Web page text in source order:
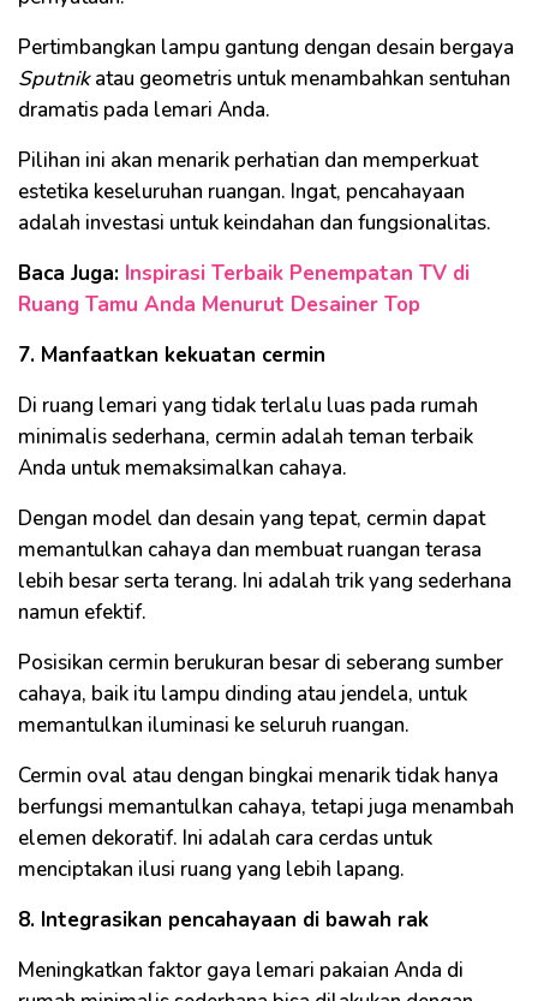
Pertimbangkan lampu gantung dengan desain bergaya
Sputnikatau geometris untuk menambahkan sentuhan
dramatis pada lemari Anda.
Pilihan ini akan menarik perhatian dan memperkuat
estetika keseluruhan ruangan. Ingat, pencahayaan
adalah investasi untuk keindahan dan fungsionalitas.
Baca Juga: Inspirasi Terbaik Penempatan TV di
Ruang Tamu Anda Menurut Desainer Top
7. Manfaatkan kekuatan cermin
Di ruang lemari yang tidak terlalu luas pada rumah
minimalis sederhana, cermin adalah teman terbaik
Anda untuk memaksimalkan cahaya.
Dengan model dan desain yang tepat, cermin dapat
memantulkan cahaya dan membuat ruangan terasa
lebih besar serta terang. Ini adalah trik yang sederhana
namun efektif.
Posisikan cermin berukuran besar di seberang sumber
cahaya, baik itu lampu dinding atau jendela, untuk
memantulkan iluminasi ke seluruh ruangan.
Cermin oval atau dengan bingkai menarik tidak hanya
berfungsi memantulkan cahaya, tetapi juga menambah
elemen dekoratif. Ini adalah cara cerdas untuk
menciptakan ilusi ruang yang lebih lapang.
8. Integrasikan pencahayaan di bawah rak
Meningkatkan faktor gaya lemari pakaian Anda di